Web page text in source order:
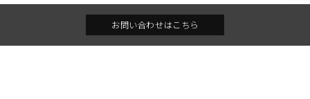
お問い合わせはこちら
© 2026 ALL RIGHTS RESERVED.